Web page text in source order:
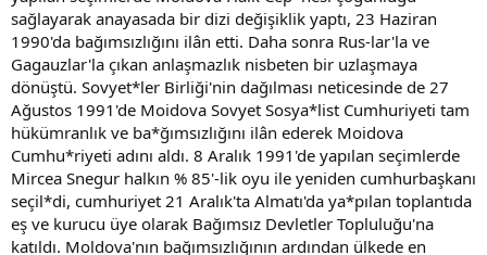
sağlayarak anayasada bir dizi değişiklik yaptı, 23 Haziran
1990'da bağımsızlığını ilân etti. Daha sonra Rus-lar'la ve
Gagauzlar'la çıkan anlaşmazlık nisbeten bir uzlaşmaya
dönüştü. Sovyet*ler Birliği'nin dağılması neticesinde de 27
Ağustos 1991'de Moidova Sovyet Sosya*list Cumhuriyeti tam
hükümranlık ve ba*ğımsızlığını ilân ederek Moidova
Cumhu*riyeti adını aldı. 8 Aralık 1991'de yapılan seçimlerde
Mircea Snegur halkın % 85'-lik oyu ile yeniden cumhurbaşkanı
seçil*di, cumhuriyet 21 Aralık'ta Almatı'da ya*pılan toplantıda
eş ve kurucu üye olarak Bağımsız Devletler Topluluğu'na
katıldı. Moldova'nın bağımsızlığının ardından ülkede en